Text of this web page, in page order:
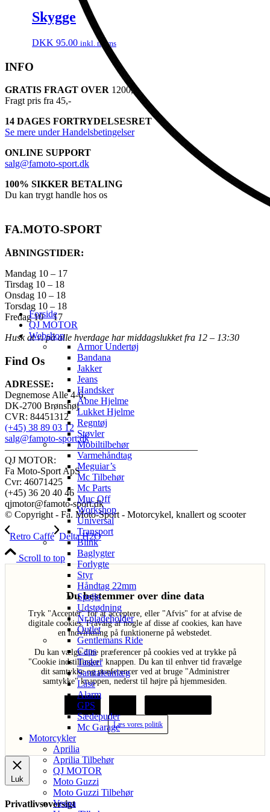
Forside
QJ MOTOR
Webshop
Armor Undertøj
Bandana
Jakker
Jeans
Handsker
Åbne Hjelme
Lukket Hjelme
Regntøj
Støvler
Mobiltilbehør
Varmehåndtag
Meguiar’s
Mc Tilbehør
Mc Parts
Muc Off
Workshop
Universal
Transport
Blink
Baglygter
Forlygte
Styr
Håndtag 22mm
Spejle
Udstødning
Nr.pladeholder
Outlet
Gentlemans Ride
Caps
Tasker
Samtaleanlæg
Låse
Alarm
GPS
Sædepuder
Mc Garage
Motorcykler
Aprilia
Aprilia Tilbehør
QJ MOTOR
Moto Guzzi
Moto Guzzi Tilbehør
Vespa
2,195.00.
DKK
1,795.00.
Skygge
DKK 95.00 inkl. moms
INFO
GRATIS FRAGT OVER 1200,-
Fragt pris fra 45,-
14 DAGES FORTRYDELSESRET
Se mere under Handelsbetingelser
ONLINE SUPPORT
salg@famoto-sport.dk
100% SIKKER BETALING
Du kan trygt handle hos os
FA.MOTO-SPORT
ÅBNINGSTIDER:
Mandag 10 – 17
Tirsdag 10 – 18
Onsdag 10 – 18
Torsdag 10 – 18
Fredag 10 – 17
Husk at vi på alle hverdage har middagslukket fra 12 – 13:30
Find Os
ADRESSE:
Degnemose Alle 4-6,
DK-2700 Brønshøj
CVR: 84451312
(+45) 38 89 03 12
salg@famoto-sport.dk
————————————————————
QJ MOTOR:
Fa Moto-Sport ApS
Cvr: 46071425
(+45) 36 20 40 46
qjmotor@famoto-sport.dk
© Copyright - Fa. Moto-Sport - Motorcykel, knallert og scooter
Retro Caffé Delta H2O
Scroll to top
Du bestemmer over dine data
Tryk "Acceptér" for at acceptere, eller "Afvis" for at afvise de
digitale cookies. Fravalg af nogle af disse af cookies, kan have
en indvirkning på funktionerne på webstedet.
Du kan vælge dine præferencer på cookies ved at trykke på
"Cookie indstillinger" knappen. Du kan til enhver tid fravælge
dit samtykke og præferencer ved at bruge "Administrer
samtykke" knappen, nederst til højre på hjemmesiden.
Acceptér
Læs vores politik
Luk
Privatlivsoversigt